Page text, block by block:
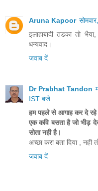
Aruna Kapoor
इलाहाबादी तडका तो
धन्यवाद।
जवाब दें
Dr Prabhat Tandon
IST बजे
हम पहले से आगाह कर दे रहे
एक कवि बसता है जो भीड़
सोता नही है।
अच्छा करा बता दिया , नही
जवाब दें